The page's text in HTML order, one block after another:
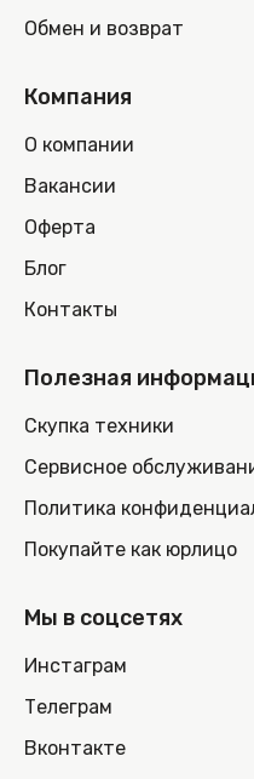
Обмен и возврат
Компания
О компании
Вакансии
Оферта
Блог
Контакты
Полезная
Скупка техники
Сервисное
Политика
Покупайте как юрлицо
Мы в соцсетях
Инстаграм
Телеграм
Вконтакте